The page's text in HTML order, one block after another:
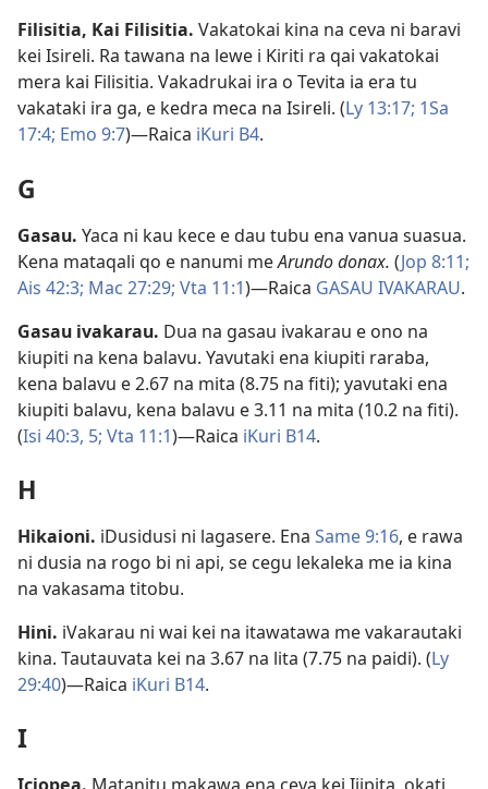
Filisitia, Kai Filisitia. Vakatokai kina na ceva ni baravi
kei Isireli. Ra tawana na lewe i Kiriti ra qai vakatokai
mera kai Filisitia. Vakadrukai ira o Tevita ia era tu
vakataki ira ga, e kedra meca na Isireli. (Ly 13:17; 1Sa
17:4; Emo 9:7)​—Raica iKuri B4.
G
Gasau. Yaca ni kau kece e dau tubu ena vanua suasua.
Kena mataqali qo e nanumi meArundo donax. (Jop 8:11;
Ais 42:3; Mac 27:29; Vta 11:1)​—Raica GASAU IVAKARAU.
Gasau ivakarau. Dua na gasau ivakarau e ono na
kiupiti na kena balavu. Yavutaki ena kiupiti raraba,
kena balavu e 2.67 na mita (8.75 na fiti); yavutaki ena
kiupiti balavu, kena balavu e 3.11 na mita (10.2 na fiti).
(Isi 40:3, 5; Vta 11:1)​—Raica iKuri B14.
H
Hikaioni. iDusidusi ni lagasere. Ena Same 9:16, e rawa
ni dusia na rogo bi ni api, se cegu lekaleka me ia kina
na vakasama titobu.
Hini. iVakarau ni wai kei na itawatawa me vakarautaki
kina. Tautauvata kei na 3.67 na lita (7.75 na paidi). (Ly
29:40)​—Raica iKuri B14.
I